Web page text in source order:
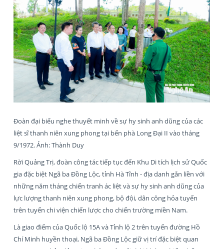
Đoàn đại biểu nghe thuyết minh về sự hy sinh anh dũng của các
liệt sĩ thanh niên xung phong tại bến phà Long Đại II vào tháng
9/1972. Ảnh: Thành Duy
Rời Quảng Trị, đoàn công tác tiếp tục đến Khu Di tích lịch sử Quốc
gia đặc biệt Ngã ba Đồng Lộc, tỉnh Hà Tĩnh - địa danh gắn liền với
những năm tháng chiến tranh ác liệt và sự hy sinh anh dũng của
lực lượng thanh niên xung phong, bộ đội, dân công hỏa tuyến
trên tuyến chi viện chiến lược cho chiến trường miền Nam.
Là giao điểm của Quốc lộ 15A và Tỉnh lộ 2 trên tuyến đường Hồ
Chí Minh huyền thoại, Ngã ba Đồng Lộc giữ vị trí đặc biệt quan